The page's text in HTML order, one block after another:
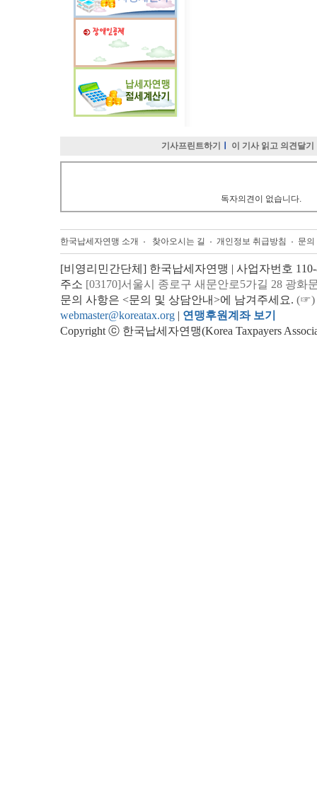
기사프린트하기 이 기사 읽고 의견달기
독자의견이 없습니다.
한국납세자연맹 소개 찾아오시는 길 개인정보 취급방침 문
[비영리민간단체] 한국납세자연맹 | 사업자번호
주소 [03170]서울시 종로구 새문안로5가길 28 광화
문의 사항은 <문의 및 상담안내>에 남겨주세요. (☞)
webmaster@koreatax.org | 연맹후원계좌 보기
Copyright ⓒ 한국납세자연맹(Korea Taxpayers